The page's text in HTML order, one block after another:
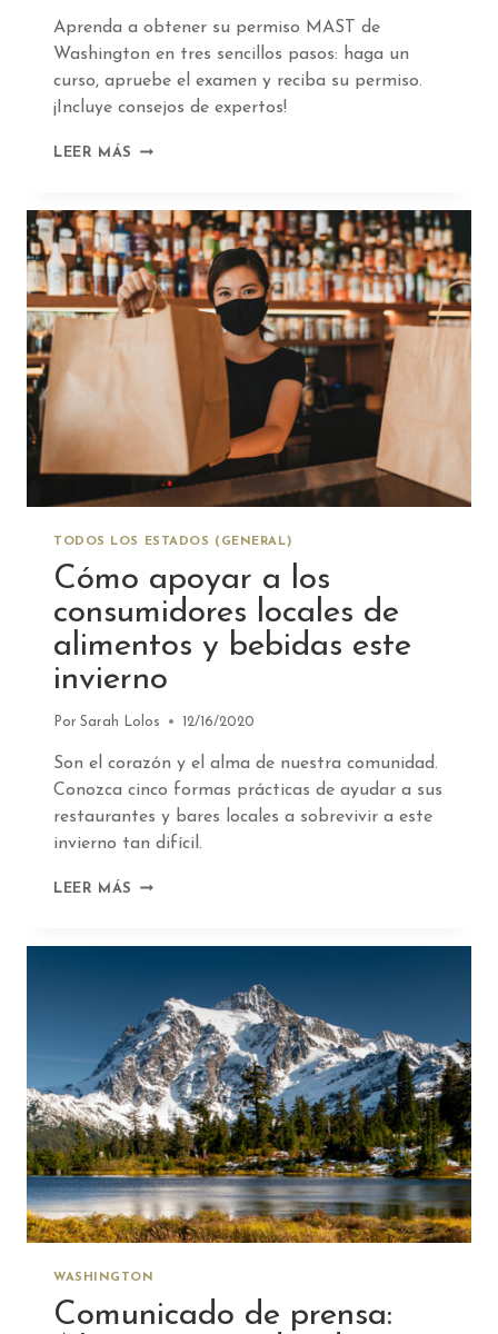
Aprenda a obtener su permiso MAST de
Washington en tres sencillos pasos: haga un
curso, apruebe el examen y reciba su permiso.
¡Incluye consejos de expertos!
LEER MÁS CÓMO
PERMISO
MAST
EN
WASHINGTON
TODOS LOS ESTADOS (GENERAL)
Cómo apoyar a los
consumidores locales de
alimentos y bebidas este
invierno
Por Sarah Lolos 12/16/2020
Son el corazón y el alma de nuestra comunidad.
Conozca cinco formas prácticas de ayudar a sus
restaurantes y bares locales a sobrevivir a este
invierno tan difícil.
LEER MÁS CÓMO
LOS
DE
ALIMENTOS
Y
BEBIDAS
ESTE
INVIERNO
WASHINGTON
Comunicado de prensa: